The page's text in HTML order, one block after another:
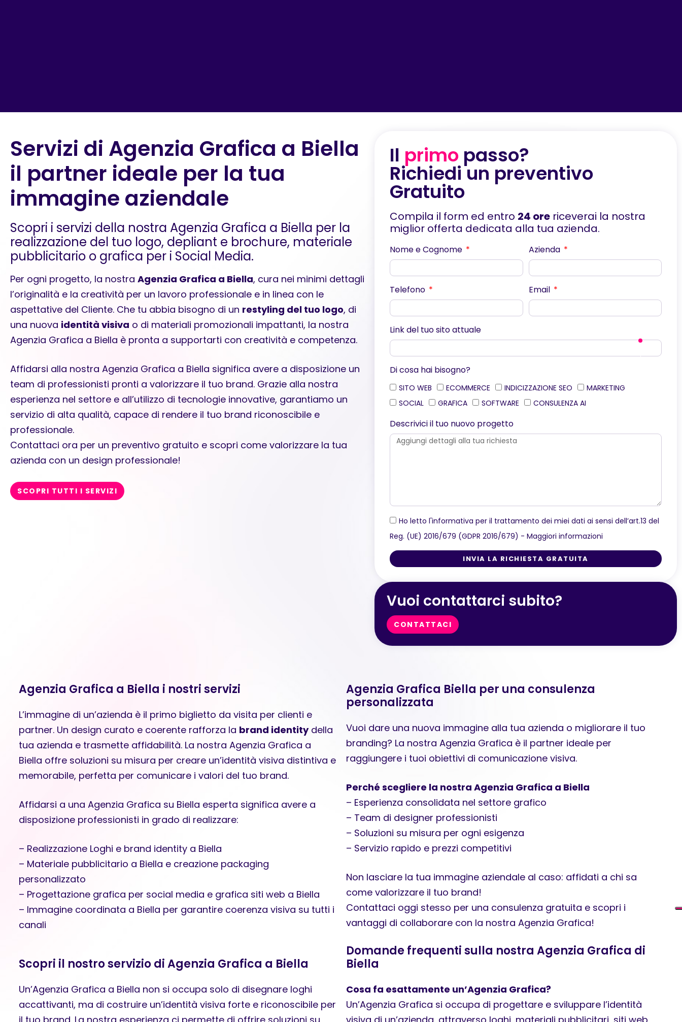
Servizi di Agenzia Grafica a Biella
il partner ideale per la tua
immagine aziendale
Scopri i servizi della nostra Agenzia Grafica a Biella per la
realizzazione del tuo logo, depliant e brochure, materiale
pubblicitario o grafica per i Social Media.
Per ogni progetto, la nostra Agenzia Grafica a Biella, cura nei minimi dettagli
l’originalità e la creatività per un lavoro professionale e in linea con le
aspettative del Cliente. Che tu abbia bisogno di un restyling del tuo logo, di
una nuova identità visiva o di materiali promozionali impattanti, la nostra
Agenzia Grafica a Biella è pronta a supportarti con creatività e competenza.
Affidarsi alla nostra Agenzia Grafica a Biella significa avere a disposizione un
team di professionisti pronti a valorizzare il tuo brand. Grazie alla nostra
esperienza nel settore e all’utilizzo di tecnologie innovative, garantiamo un
servizio di alta qualità, capace di rendere il tuo brand riconoscibile e
professionale.
Contattaci ora per un preventivo gratuito e scopri come valorizzare la tua
azienda con un design professionale!
SCOPRI TUTTI I SERVIZI
Il primo passo?
Richiedi un preventivo
Gratuito
Compila il form ed entro 24 orericeverai la nostra
miglior offerta dedicata alla tua azienda.
Nome e Cognome Azienda
Telefono Email
Link del tuo sito attuale
Di cosa hai bisogno?
SITO WEB ECOMMERCE INDICIZZAZIONE SEO
MARKETING
SOCIAL
GRAFICA SOFTWARE CONSULENZA AI
Descrivici il tuo nuovo progetto
Ho letto l'informativa per il trattamento dei miei dati ai sensi dell’art.13 del
Reg. (UE) 2016/679 (GDPR 2016/679) - Maggiori informazioni
INVIA LA RICHIESTA GRATUITA
Vuoi contattarci subito?
CONTATTACI
Agenzia Grafica a Biella i nostri servizi
L’immagine di un’azienda è il primo biglietto da visita per clienti e
partner. Un design curato e coerente rafforza la brand identitydella
tua azienda e trasmette affidabilità. La nostra Agenzia Grafica a
Biella offre soluzioni su misura per creare un’identità visiva distintiva e
memorabile, perfetta per comunicare i valori del tuo brand.
Affidarsi a una Agenzia Grafica su Biella esperta significa avere a
disposizione professionisti in grado di realizzare:
– Realizzazione Loghi e brand identity a Biella
– Materiale pubblicitario a Biella e creazione packaging
personalizzato
– Progettazione grafica per social media e grafica siti web a Biella
– Immagine coordinata a Biella per garantire coerenza visiva su tutti i
canali
Scopri il nostro servizio di Agenzia Grafica a Biella
Un’Agenzia Grafica a Biella non si occupa solo di disegnare loghi
accattivanti, ma di costruire un’identità visiva forte e riconoscibile per
Agenzia Grafica Biella per una consulenza
personalizzata
Vuoi dare una nuova immagine alla tua azienda o migliorare il tuo
branding? La nostra Agenzia Grafica è il partner ideale per
raggiungere i tuoi obiettivi di comunicazione visiva.
Perché scegliere la nostra Agenzia Grafica a Biella
– Esperienza consolidata nel settore grafico
– Team di designer professionisti
– Soluzioni su misura per ogni esigenza
– Servizio rapido e prezzi competitivi
Non lasciare la tua immagine aziendale al caso: affidati a chi sa
come valorizzare il tuo brand!
Contattaci oggi stesso per una consulenza gratuita e scopri i
vantaggi di collaborare con la nostra Agenzia Grafica!
Domande frequenti sulla nostra Agenzia Grafica di
Biella
Cosa fa esattamente un’Agenzia Grafica?
Un’Agenzia Grafica si occupa di progettare e sviluppare l’identità